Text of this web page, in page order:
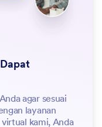
agar sesuai
layanan
kami, Anda